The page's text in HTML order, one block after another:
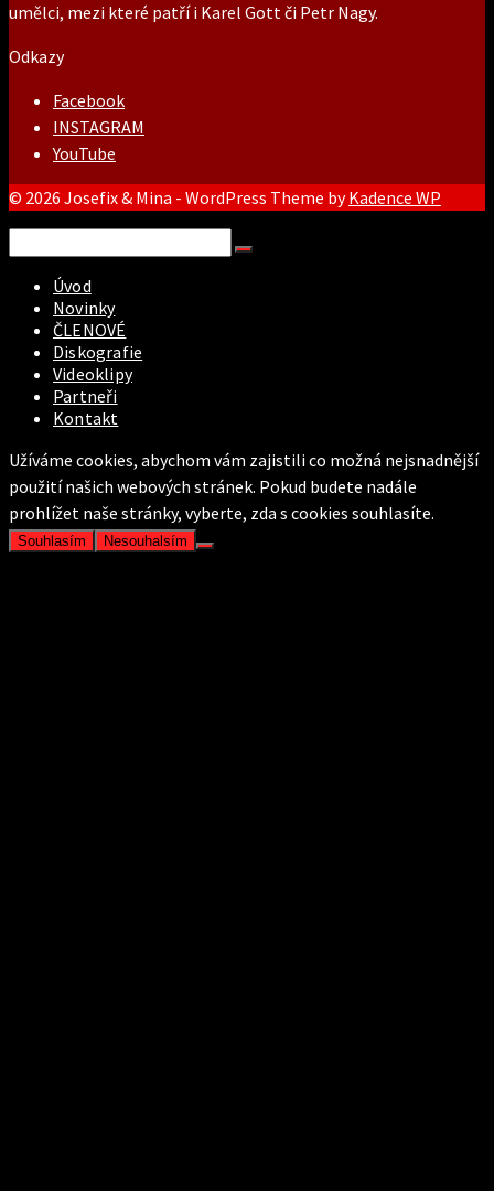
umělci, mezi které patří i Karel Gott či Petr Nagy.
Odkazy
Facebook
INSTAGRAM
YouTube
© 2026 Josefix & Mina - WordPress Theme byKadence WP
Úvod
Novinky
ČLENOVÉ
Diskografie
Videoklipy
Partneři
Kontakt
Užíváme cookies, abychom vám zajistili co možná nejsnadnější
použití našich webových stránek. Pokud budete nadále
prohlížet naše stránky, vyberte, zda s cookies souhlasíte.
Souhlasím Nesouhalsím